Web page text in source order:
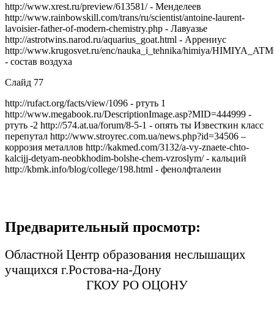
http://www.xrest.ru/preview/613581/ - Менделеев
http://www.rainbowskill.com/trans/ru/scientist/antoine-laurent-
lavoisier-father-of-modern-chemistry.php - Лавуазье
http://astrotwins.narod.ru/aquarius_goat.html - Аррениус
http://www.krugosvet.ru/enc/nauka_i_tehnika/himiya/
- состав воздуха
Слайд 77
http://rufact.org/facts/view/1096 - ртуть 1
http://www.megabook.ru/DescriptionImage.asp?MID=444999 -
ртуть -2 http://574.at.ua/forum/8-5-1 - опять ты Известкин класс
перепутал http://www.stroyrec.com.ua/news.php?id=34506 –
коррозия металлов http://kakmed.com/3132/a-vy-znaete-chto-
kalcijj-detyam-neobkhodim-bolshe-chem-vzroslym/ - кальций
http://kbmk.info/blog/college/198.html - фенолфталеин
Предварительный просмотр:
Областной Центр образования неслышащих
учащихся г.Ростова-на-Дону
ГКОУ РО ОЦОНУ